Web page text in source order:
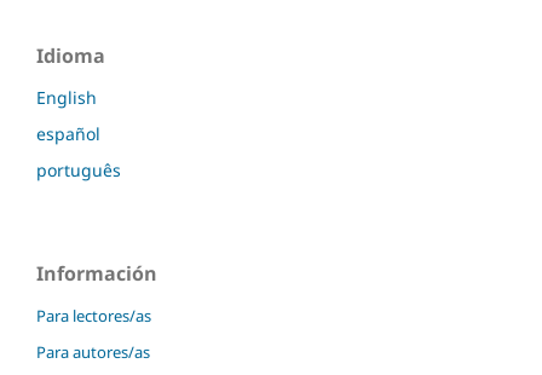
Idioma
English
español
português
Información
Para lectores/as
Para autores/as